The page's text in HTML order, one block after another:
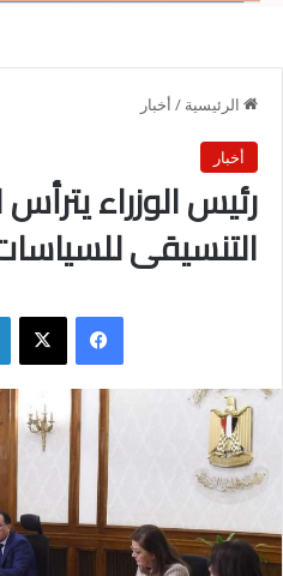
الرئيسية / أخبار
أخبار
رئيس الوزراء
التنسيقى
فيسبوك X